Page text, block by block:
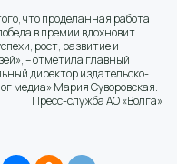
что проделанная работа
в премии вдохновит
рост, развитие и
– отметила главный
директор издательско-
медиа» Мария Суворовская.
Пресс-служба АО «Волга»